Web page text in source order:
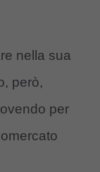
nella sua
però,
per